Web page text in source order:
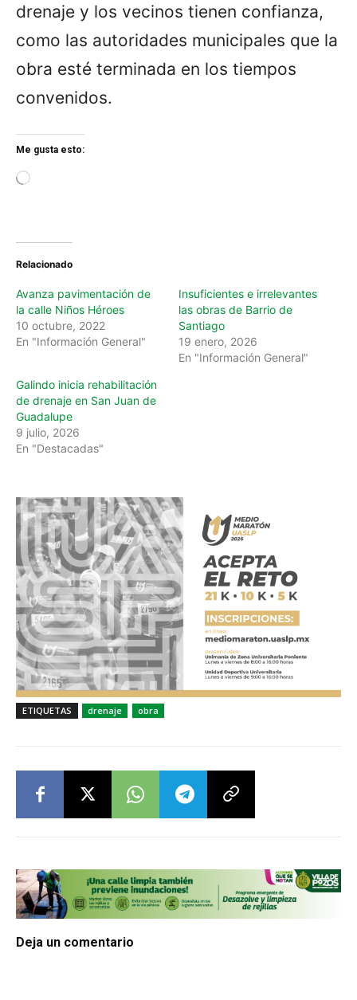
drenaje y los vecinos tienen confianza,
como las autoridades municipales que la
obra esté terminada en los tiempos
convenidos.
Me gusta esto:
g
Relacionado
Avanza pavimentación de
la calle Niños Héroes
10 octubre, 2022
En "Información General"
Insuficientes e irrelevantes
las obras de Barrio de
Santiago
19 enero, 2026
En "Información General"
Galindo inicia rehabilitación
de drenaje en San Juan de
Guadalupe
9 julio, 2026
En "Destacadas"
ETIQUETAS drenaje obra
Deja un comentario